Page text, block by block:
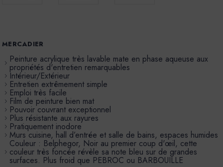
MERCADIER
Peinture acrylique très lavable mate en phase aqueuse aux
propriétés d'entretien remarquables
Intérieur/Extérieur
Entretien extrêmement simple
Emploi très facile
Film de peinture bien mat
Pouvoir couvrant exceptionnel
Plus résistante aux rayures
Pratiquement inodore
Murs cuisine, hall d’entrée et salle de bains, espaces humides
Couleur : Belphegor, Noir au premier coup d'œil, cette
couleur très foncée révèle sa note bleu sur de grandes
surfaces. Plus froid que PEBROC ou BARBOUILLE